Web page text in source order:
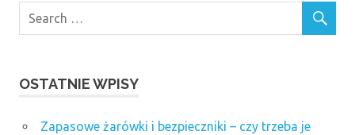
OSTATNIE WPISY
Zapasowe żarówki i bezpieczniki – czy trzeba je